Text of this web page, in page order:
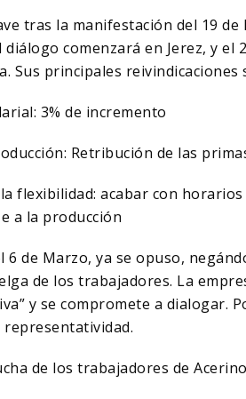
tras la manifestación del 19
diálogo comenzará en Jerez, y
Sus principales reivindicaciones
3% de incremento
Retribución de las
flexibilidad: acabar con
a la producción
6 de Marzo, ya se opuso,
de los trabajadores. La
y se compromete a dialogar.
de los trabajadores de